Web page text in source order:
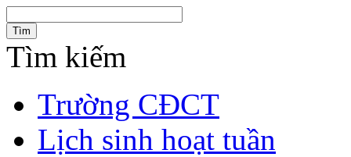
Tìm
Tìm kiếm
Trường CĐCT
Lịch sinh hoạt tuần